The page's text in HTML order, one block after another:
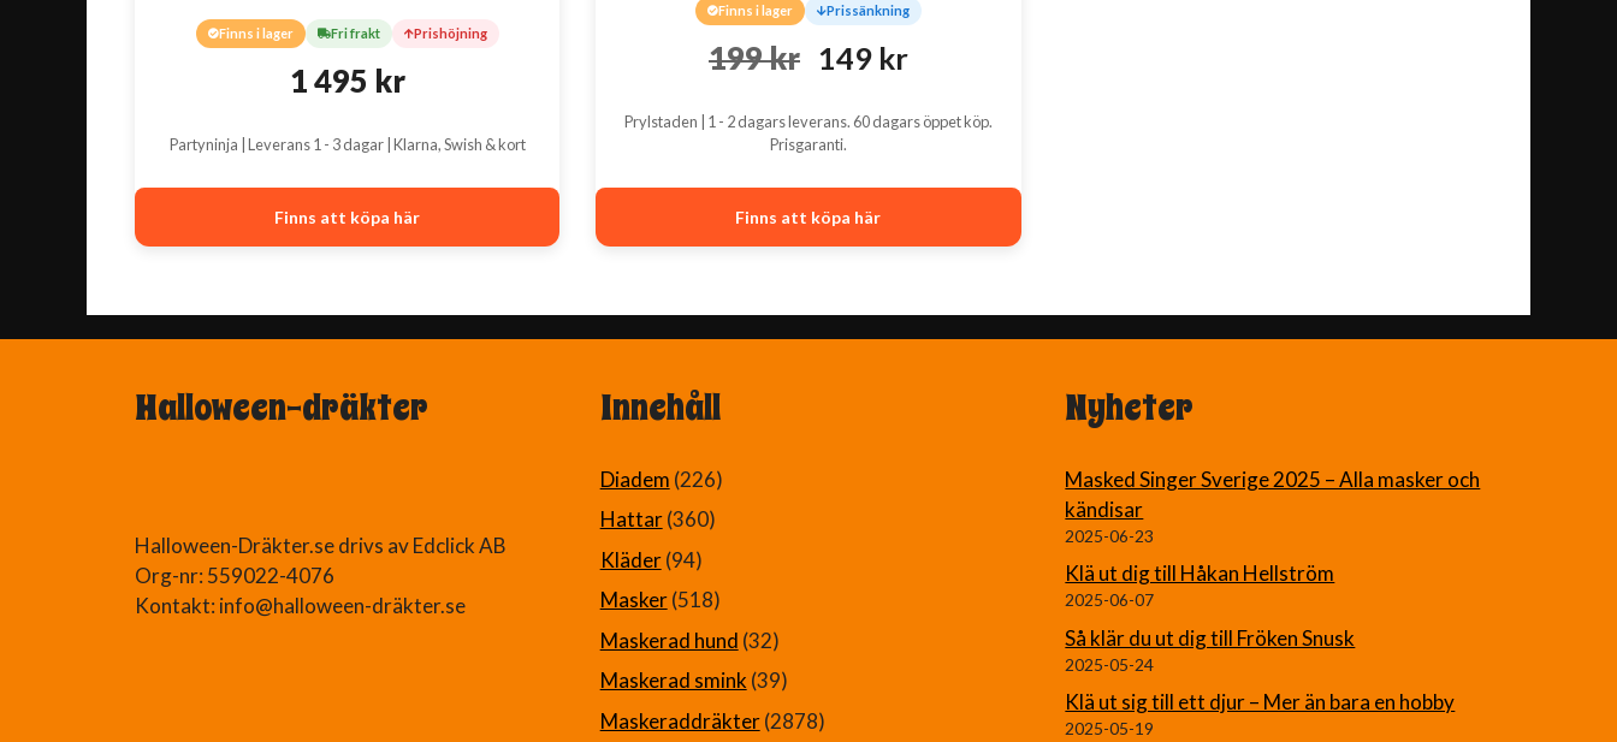
Finns i lager Fri frakt Prishöjning
1 495 kr
Partyninja | Leverans 1 - 3 dagar | Klarna, Swish & kort
Finns att köpa här
Finns i lager Prissänkning
199kr Det
priset
var:
199 kr.
149 krDet
är:
149 kr.
Prylstaden | 1 - 2 dagars leverans. 60 dagars öppet köp.
Prisgaranti.
Finns att köpa här
Halloween-dräkter
Halloween-Dräkter.se drivs av Edclick AB
Org-nr: 559022-4076
Kontakt: info@halloween-dräkter.se
Innehåll
Diadem (226)
Hattar (360)
Kläder (94)
Masker (518)
Maskerad hund (32)
Maskerad smink (39)
Maskeraddräkter (2878)
Nyheter
Masked Singer Sverige 2025 – Alla masker och
kändisar
2025-06-23
Klä ut dig till Håkan Hellström
2025-06-07
Så klär du ut dig till Fröken Snusk
2025-05-24
Klä ut sig till ett djur – Mer än bara en hobby
2025-05-19